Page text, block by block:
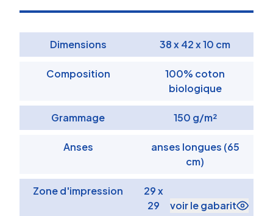
Dimensions 38 x 42 x 10 cm
Composition
100% coton
biologique
Grammage 150 g/m²
Anses
anses longues (65
cm)
Zone d'impression
29 x
29
voir le gabarit